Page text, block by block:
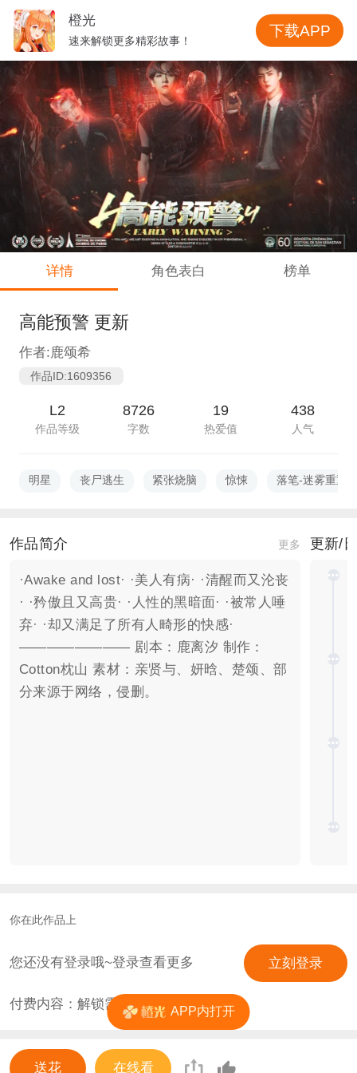
详情 角色表白 榜单
高能预警 更新
作者:鹿颂希
作品ID:1609356
L2
作品等级
8726
字数
19
热爱值
438
人气
明星 丧尸逃生 紧张烧脑 惊悚 落笔-迷雾重重
作品简介 更多
·Awake and lost· ·美人有病· ·清醒而又沦丧
· ·矜傲且又高贵· ·人性的黑暗面· ·被常人唾
弃· ·却又满足了所有人畸形的快感·
———————— 剧本：鹿离汐 制作：
Cotton枕山 素材：亲贤与、妍晗、楚颂、部
分来源于网络，侵删。
更新/
你在此作品上
您还没有登录哦~登录查看更多 立刻登录
付费内容：解锁需 4花
送花 在线看
橙光
速来解锁更多精彩故事！
下载APP
APP内打开